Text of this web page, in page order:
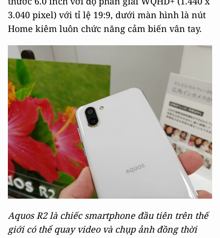
3.040 pixel) với tỉ lệ 19:9, dưới màn hình là nút
Home kiêm luôn chức năng cảm biến vân tay.
Aquos R2 là chiếc smartphone đầu tiên trên thế
giới có thể quay video và chụp ảnh đồng thời